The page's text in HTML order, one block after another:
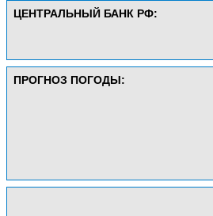
ЦЕНТРАЛЬНЫЙ БАНК РФ:
ПРОГНОЗ ПОГОДЫ: